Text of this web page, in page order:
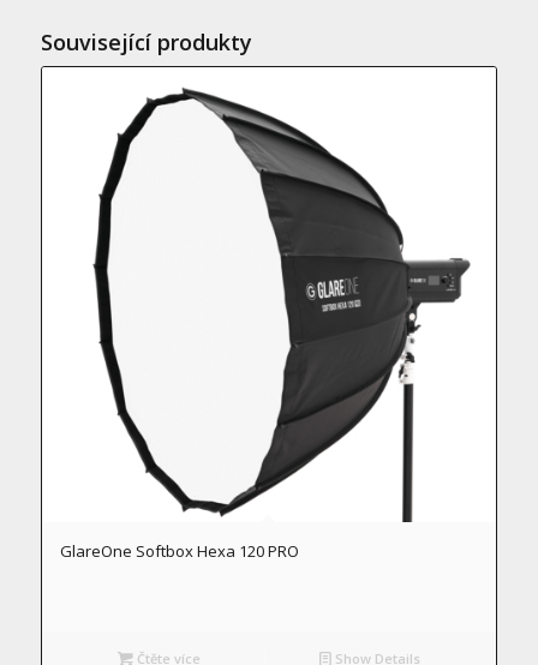
Související produkty
GlareOne Softbox Hexa 120 PRO
Čtěte více Show Details